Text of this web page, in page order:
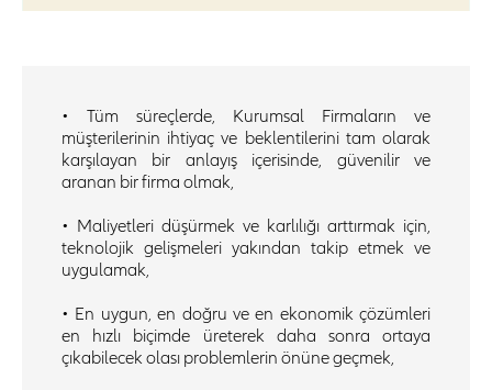
• Tüm süreçlerde, Kurumsal Firmaların ve
müşterilerinin ihtiyaç ve beklentilerini tam olarak
karşılayan bir anlayış içerisinde, güvenilir ve
aranan bir firma olmak,
• Maliyetleri düşürmek ve karlılığı arttırmak için,
teknolojik gelişmeleri yakından takip etmek ve
uygulamak,
• En uygun, en doğru ve en ekonomik çözümleri
en hızlı biçimde üreterek daha sonra ortaya
çıkabilecek olası problemlerin önüne geçmek,